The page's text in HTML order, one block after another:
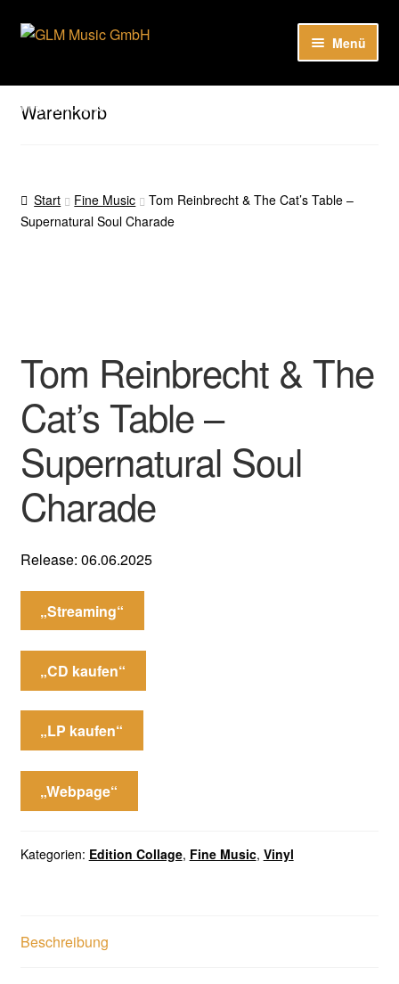
Hier sind unsere Neuigkeiten zu hören: Spotify
Zur
Zum
Menü
Unser Katalog
öffnen
EN
Warenkorb
Start Fine Music
Tom Reinbrecht & The Cat’s Table –
Supernatural Soul Charade
Tom Reinbrecht & The
Cat’s Table –
Supernatural Soul
Charade
Release: 06.06.2025
„Streaming“
„CD kaufen“
„LP kaufen“
„Webpage“
Kategorien: Edition Collage, Fine Music, Vinyl
Beschreibung